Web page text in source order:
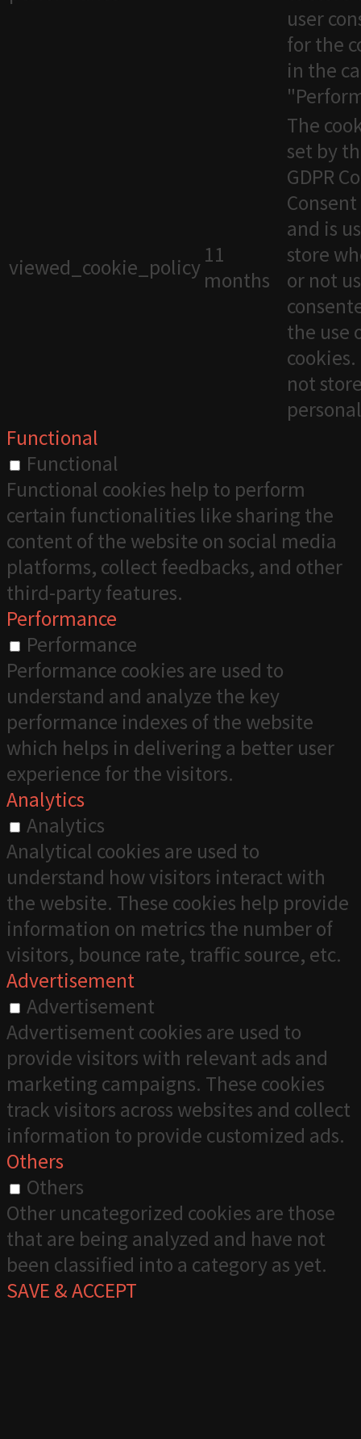
user
for the
in the
viewed_cookie_policy 11
months
The
set by
GDPR
and is
store
or not
the use
not
Functional
Functional
Functional cookies help to perform
certain functionalities like sharing the
content of the website on social media
platforms, collect feedbacks, and other
third-party features.
Performance
Performance
Performance cookies are used to
understand and analyze the key
performance indexes of the website
which helps in delivering a better user
experience for the visitors.
Analytics
Analytics
Analytical cookies are used to
understand how visitors interact with
the website. These cookies help provide
information on metrics the number of
visitors, bounce rate, traffic source, etc.
Advertisement
Advertisement
Advertisement cookies are used to
provide visitors with relevant ads and
marketing campaigns. These cookies
track visitors across websites and collect
information to provide customized ads.
Others
Others
Other uncategorized cookies are those
that are being analyzed and have not
been classified into a category as yet.
SAVE & ACCEPT